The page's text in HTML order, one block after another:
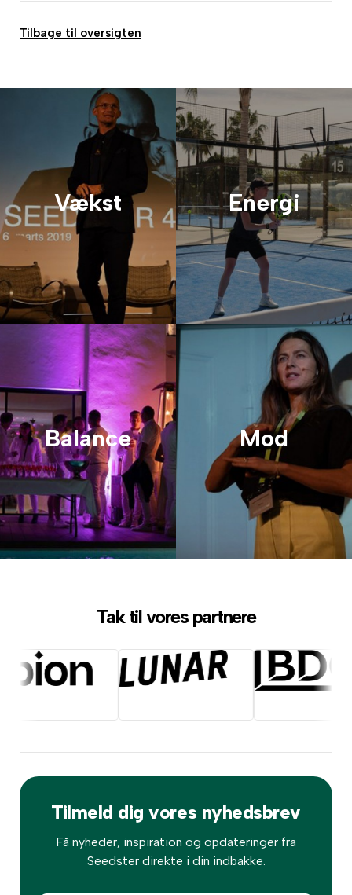
Tilbage til oversigten
Vækst Energi
Balance Mod
Tak til vores partnere
Tilmeld dig vores nyhedsbrev
Få nyheder, inspiration og opdateringer fra
Seedster direkte i din indbakke.